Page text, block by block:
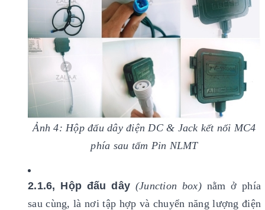
Ảnh 4: Hộp đấu dây điện DC & Jack kết nối MC4
phía sau tấm Pin NLMT
2.1.6, Hộp đấu dây (Junction box)nằm ở phía
sau cùng, là nơi tập hợp và chuyển năng lượng điện